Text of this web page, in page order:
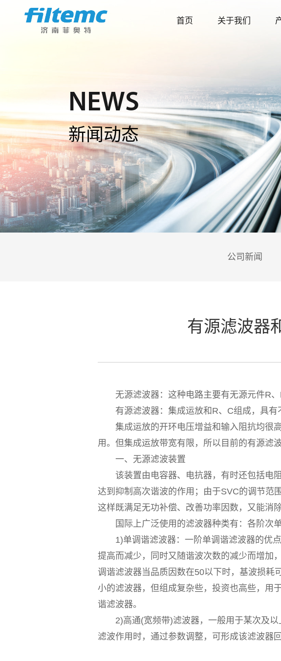
首页 关于我们
NEWS
新闻动态
公司新闻
有源滤波器
无源滤波器：这种电路主要有无源元件R、
有源滤波器：集成运放和R、C组成，具有
集成运放的开环电压增益和输入阻抗均很高
用。但集成运放带宽有限，所以目前的有源滤
一、无源滤波装置
该装置由电容器、电抗器，有时还包括电阻
达到抑制高次谐波的作用；由于SVC的调节范
这样既满足无功补偿、改善功率因数，又能消
国际上广泛使用的滤波器种类有：各阶次单
1)单调谐滤波器：一阶单调谐滤波器的优点
提高而减少，同时又随谐波次数的减少而增加
调谐滤波器当品质因数在50以下时，基波损耗
小的滤波器，但组成复杂些，投资也高些，用
谐滤波器。
2)高通(宽频带)滤波器，一般用于某次及以
滤波作用时，通过参数调整，可形成该滤波器